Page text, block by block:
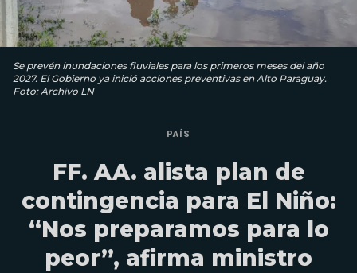
Se prevén inundaciones fluviales para los primeros meses del año
2027. El Gobierno ya inició acciones preventivas en Alto Paraguay.
Foto: Archivo LN
PAÍS
FF. AA. alista plan de
contingencia para El Niño:
“Nos preparamos para lo
peor”, afirma ministro